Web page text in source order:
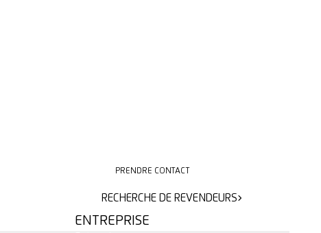
PRENDRE CONTACT
RECHERCHE DE REVENDEURS
ENTREPRISE